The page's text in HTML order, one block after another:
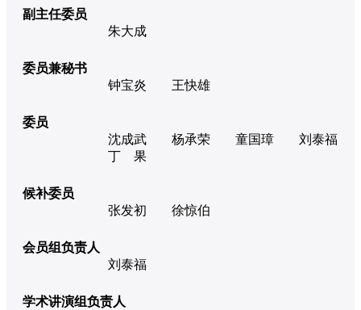
副主任委员
朱大成
委员兼秘书
钟宝炎
王快雄
委员
沈成武
杨承荣 童国璋
刘泰福
丁 果
候补委员
张发初
徐惊伯
会员组负责人
刘泰福
学术讲演组负责人